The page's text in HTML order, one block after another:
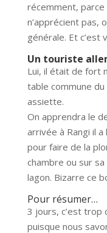
récemment,
n’apprécient pas,
générale. Et c’est
Un touriste
Lui, il était de fort
table commune
assiette.
On apprendra le
arrivée à Rangi il
pour faire de la
chambre ou sur
lagon. Bizarre ce
Pour résumer…
3 jours, c’est trop
puisque nous